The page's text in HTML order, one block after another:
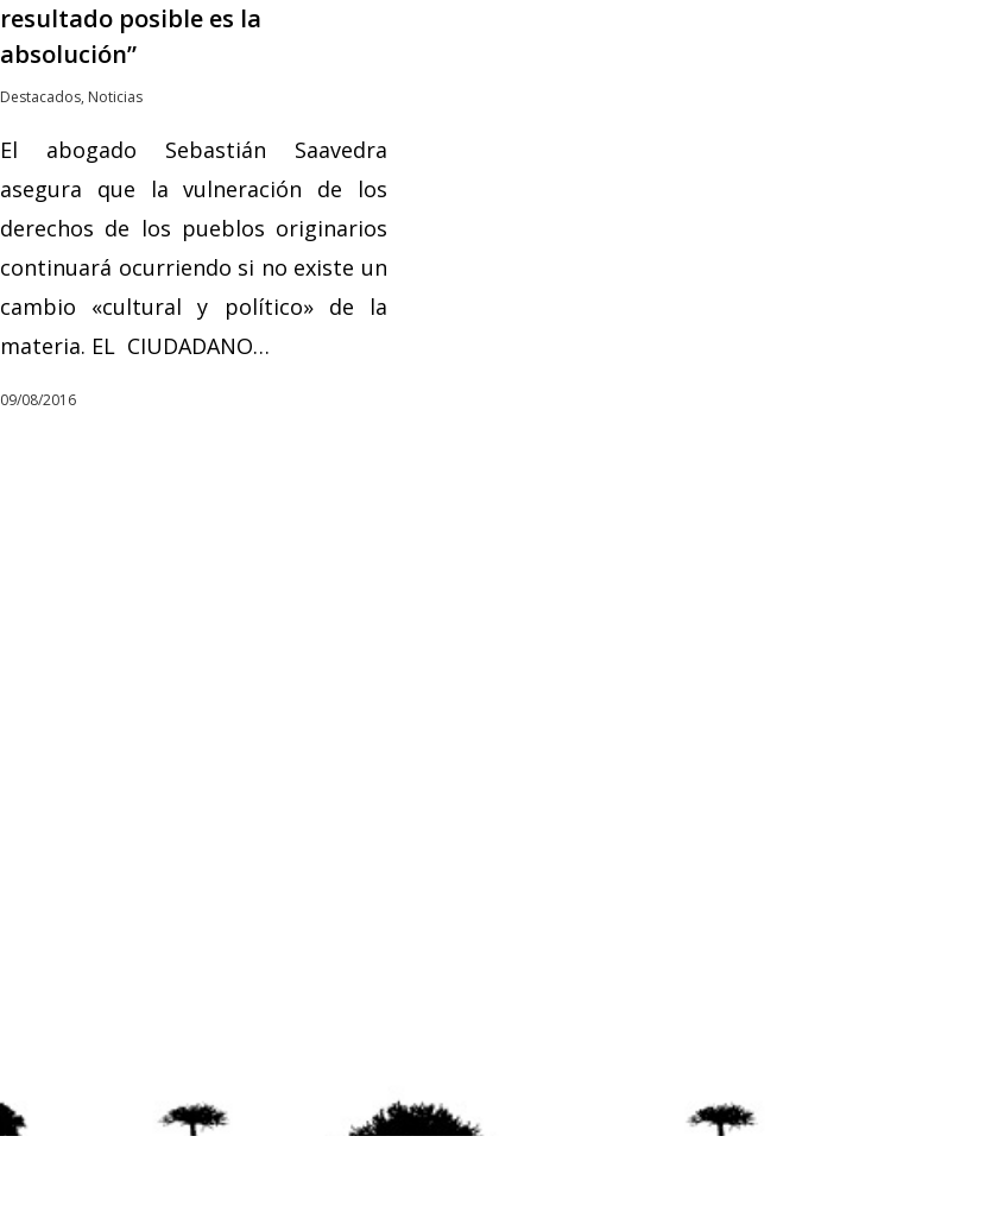
resultado posible es la
absolución”
Destacados, Noticias
El abogado Sebastián Saavedra
asegura que la vulneración de los
derechos de los pueblos originarios
continuará ocurriendo si no existe un
cambio «cultural y político» de la
materia. EL CIUDADANO…
09/08/2016